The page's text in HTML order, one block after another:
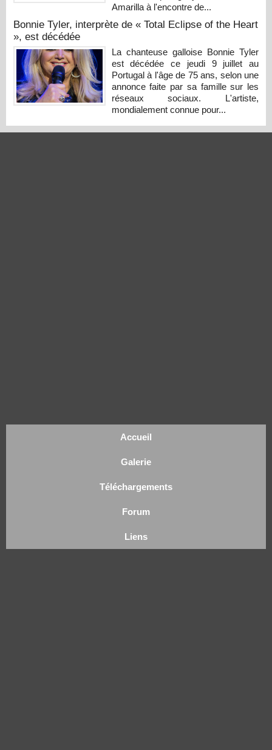
Amarilla à l'encontre de...
Bonnie Tyler, interprète de « Total Eclipse of the Heart
», est décédée
La chanteuse galloise Bonnie Tyler
est décédée ce jeudi 9 juillet au
Portugal à l'âge de 75 ans, selon une
annonce faite par sa famille sur les
réseaux sociaux. L'artiste,
mondialement connue pour...
Accueil
Galerie
Téléchargements
Forum
Liens